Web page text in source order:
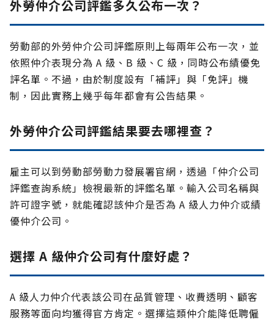
外勞仲介公司評鑑多久公布一次？
勞動部的外勞仲介公司評鑑原則上每兩年公布一次，並
依照仲介表現分為 A 級、B 級、C 級，同時公布績優免
評名單。不過，由於制度設有「補評」與「免評」機
制，因此實務上幾乎每年都會有公告結果。
外勞仲介公司評鑑結果要去哪裡查？
雇主可以到勞動部勞動力發展署官網，透過「仲介公司
評鑑查詢系統」檢視最新的評鑑名單。輸入公司名稱與
許可證字號，就能確認該仲介是否為 A 級人力仲介或績
優仲介公司。
選擇 A 級仲介公司有什麼好處？
A 級人力仲介代表該公司在品質管理、收費透明、顧客
服務等面向均獲得官方肯定。選擇這類仲介能降低聘僱